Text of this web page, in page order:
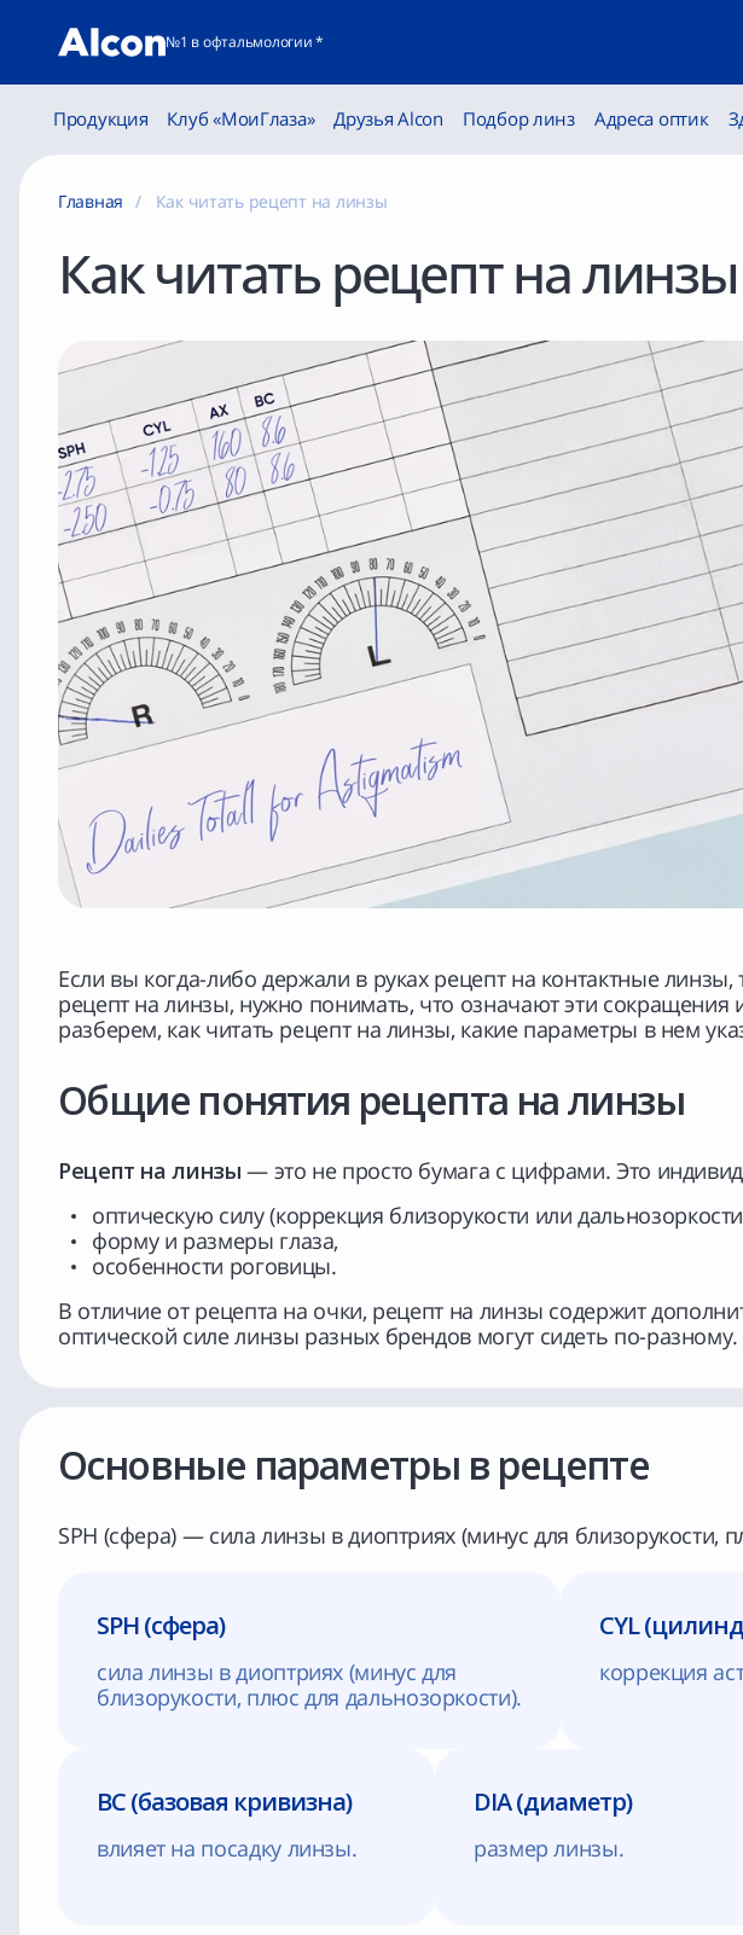
№1 в офтальмологии *
Продукция Клуб «МоиГлаза» Друзья Alcon Подбор линз Адреса оптик
Главная Как читать рецепт на линзы
Как читать рецепт на
Если вы когда-либо держали в руках рецепт на контактные
рецепт на линзы, нужно понимать, что означают эти
разберем, как читать рецепт на линзы, какие параметры в нем
Общие понятия рецепта на линзы
Рецепт на линзы — это не просто бумага с цифрами. Это
оптическую силу (коррекция близорукости или
форму и размеры глаза,
особенности роговицы.
В отличие от рецепта на очки, рецепт на линзы содержит
оптической силе линзы разных брендов могут сидеть по-разному.
Основные параметры в рецепте
SPH (сфера) — сила линзы в диоптриях (минус для близорукости,
SPH (сфера)
сила линзы в диоптриях (минус для
близорукости, плюс для дальнозоркости).
CYL
коррекция
BC (базовая кривизна)
влияет на посадку линзы.
DIA (диаметр)
размер линзы.